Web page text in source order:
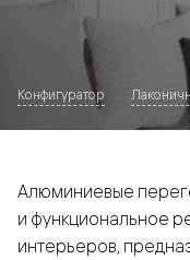
Конфигуратор
Алюминиевые
и функциональное
интерьеров,